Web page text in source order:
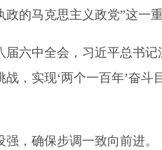
政的马克思主义政党”这一
届六中全会，习近平总书
，实现‘两个一百年’奋
，确保步调一致向前进。